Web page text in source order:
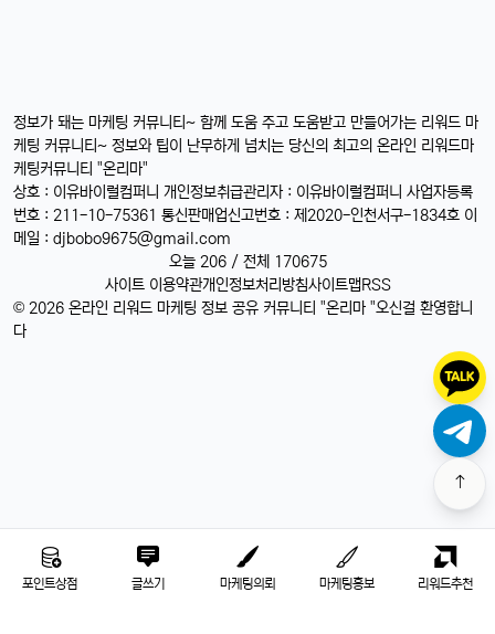
정보가 돼는 마케팅 커뮤니티~ 함께 도움 주고 도움받고 만들어가는 리워드 마
케팅 커뮤니티~ 정보와 팁이 난무하게 넘치는 당신의 최고의 온라인 리워드마
케팅커뮤니티 "온리마"
상호 : 이유바이럴컴퍼니 개인정보취급관리자 : 이유바이럴컴퍼니 사업자등록
번호 : 211-10-75361 통신판매업신고번호 : 제2020-인천서구-1834호 이
메일 : djbobo9675@gmail.com
오늘 206 / 전체 170675
사이트 이용약관개인정보처리방침사이트맵RSS
© 2026 온라인 리워드 마케팅 정보 공유 커뮤니티 "온리마 "오신걸 환영합니
다
포인트상점 글쓰기 마케팅의뢰 마케팅홍보 리워드추천